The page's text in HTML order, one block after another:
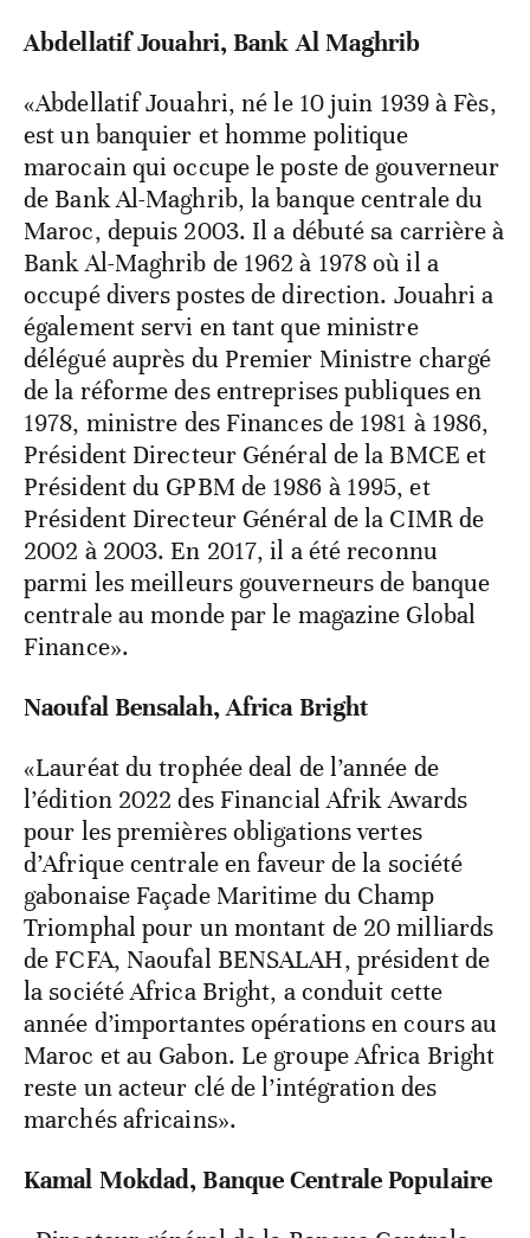
Abdellatif Jouahri, Bank Al Maghrib
«Abdellatif Jouahri, né le 10 juin 1939 à Fès,
est un banquier et homme politique
marocain qui occupe le poste de gouverneur
de Bank Al-Maghrib, la banque centrale du
Maroc, depuis 2003. Il a débuté sa carrière à
Bank Al-Maghrib de 1962 à 1978 où il a
occupé divers postes de direction. Jouahri a
également servi en tant que ministre
délégué auprès du Premier Ministre chargé
de la réforme des entreprises publiques en
1978, ministre des Finances de 1981 à 1986,
Président Directeur Général de la BMCE et
Président du GPBM de 1986 à 1995, et
Président Directeur Général de la CIMR de
2002 à 2003. En 2017, il a été reconnu
parmi les meilleurs gouverneurs de banque
centrale au monde par le magazine Global
Finance».
Naoufal Bensalah, Africa Bright
«Lauréat du trophée deal de l’année de
l’édition 2022 des Financial Afrik Awards
pour les premières obligations vertes
d’Afrique centrale en faveur de la société
gabonaise Façade Maritime du Champ
Triomphal pour un montant de 20 milliards
de FCFA, Naoufal BENSALAH, président de
la société Africa Bright, a conduit cette
année d’importantes opérations en cours au
Maroc et au Gabon. Le groupe Africa Bright
reste un acteur clé de l’intégration des
marchés africains».
Kamal Mokdad, Banque Centrale Populaire